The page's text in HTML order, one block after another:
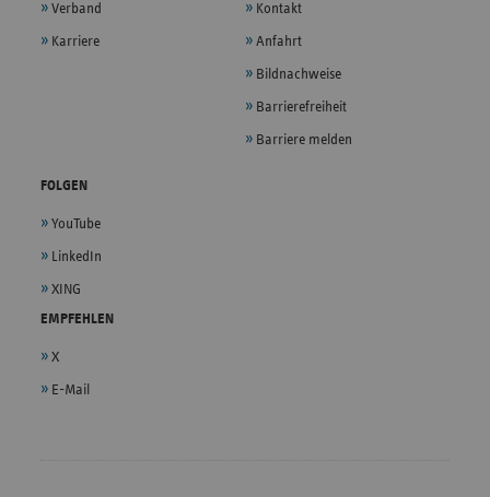
Verband
Karriere
Kontakt
Anfahrt
Bildnachweise
Barrierefreiheit
Barriere melden
FOLGEN
YouTube
LinkedIn
XING
EMPFEHLEN
X
E-Mail